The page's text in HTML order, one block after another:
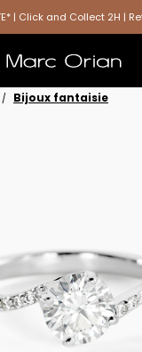
| Click and Collect 2H |
Bijoux fantaisie